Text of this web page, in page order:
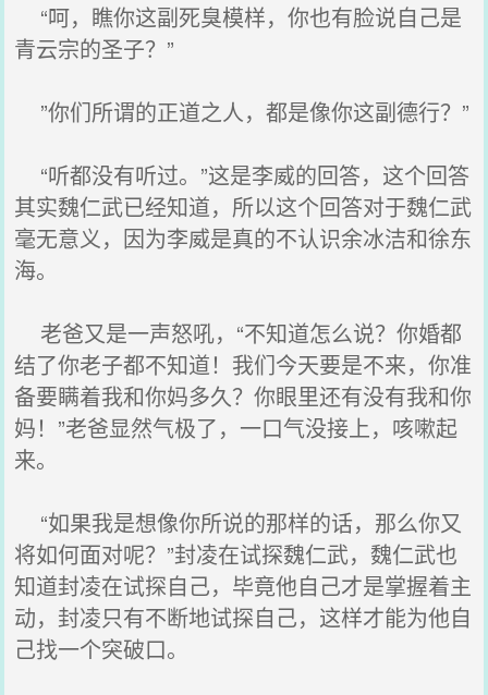
“呵，瞧你这副死臭模样，你也有脸说自己是
青云宗的圣子？”
”你们所谓的正道之人，都是像你这副德行？”
“听都没有听过。”这是李威的回答，这个回答
其实魏仁武已经知道，所以这个回答对于魏仁武
毫无意义，因为李威是真的不认识余冰洁和徐东
海。
老爸又是一声怒吼，“不知道怎么说？你婚都
结了你老子都不知道！我们今天要是不来，你准
备要瞒着我和你妈多久？你眼里还有没有我和你
妈！”老爸显然气极了，一口气没接上，咳嗽起
来。
“如果我是想像你所说的那样的话，那么你又
将如何面对呢？”封凌在试探魏仁武，魏仁武也
知道封凌在试探自己，毕竟他自己才是掌握着主
动，封凌只有不断地试探自己，这样才能为他自
己找一个突破口。